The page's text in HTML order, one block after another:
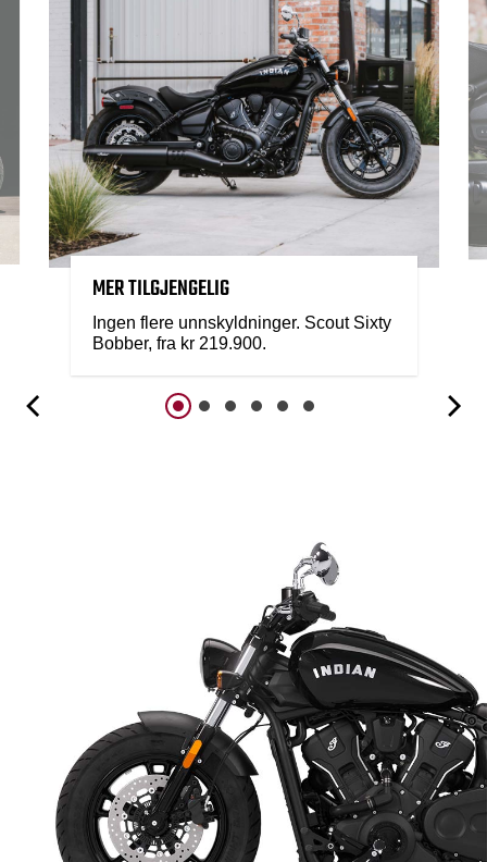
MER TILGJENGELIG
Ingen flere unnskyldninger. Scout Sixty
Bobber, fra kr 219.900.